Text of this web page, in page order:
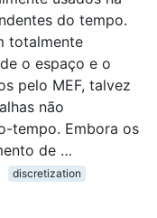
do tempo.
totalmente
o espaço e o
pelo MEF, talvez
não
tempo. Embora os
de …
discretization